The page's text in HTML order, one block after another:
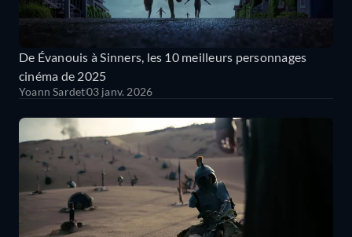
De Évanouis à Sinners, les 10 meilleurs personnages
cinéma de 2025
Yoann Sardet03 janv. 2026